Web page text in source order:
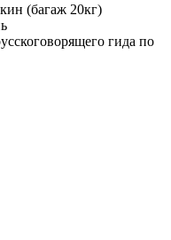
(багаж 20кг)
гида по